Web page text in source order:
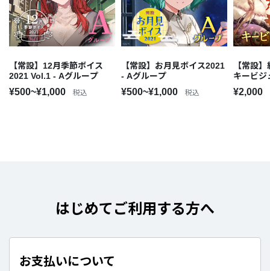
【常設】12月季節ボイス
2021 Vol.1 - Aグループ
¥500~¥1,000 税込
【常設】お月見ボイス2021
- Aグループ
¥500~¥1,000 税込
【常設
キービジ
¥2,000
はじめてご利用する方へ
お支払いについて